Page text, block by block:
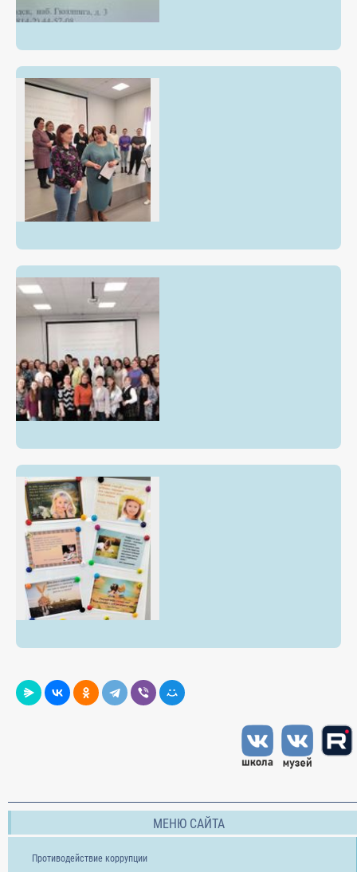
МЕНЮ САЙТА
Противодействие коррупции